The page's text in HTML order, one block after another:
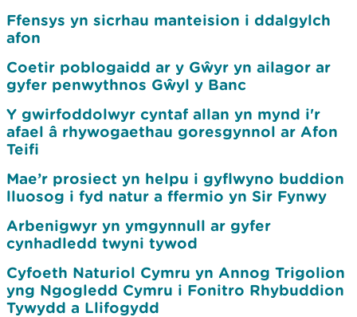
Ffensys yn sicrhau manteision i ddalgylch
afon
Coetir poblogaidd ar y Gŵyr yn ailagor ar
gyfer penwythnos Gŵyl y Banc
Y gwirfoddolwyr cyntaf allan yn mynd i'r
afael â rhywogaethau goresgynnol ar Afon
Teifi
Mae’r prosiect yn helpu i gyflwyno buddion
lluosog i fyd natur a ffermio yn Sir Fynwy
Arbenigwyr yn ymgynnull ar gyfer
cynhadledd twyni tywod
Cyfoeth Naturiol Cymru yn Annog Trigolion
yng Ngogledd Cymru i Fonitro Rhybuddion
Tywydd a Llifogydd